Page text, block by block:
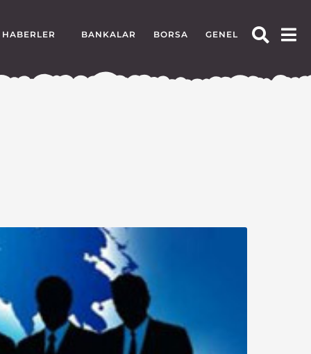
HABERLER BANKALAR BORSA GENEL